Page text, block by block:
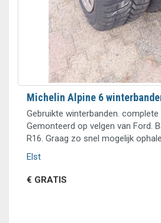
Michelin Alpine 6
Gebruikte winterbanden. complete
Gemonteerd op velgen van Ford.
R16. Graag zo snel mogelijk
Elst
€ GRATIS